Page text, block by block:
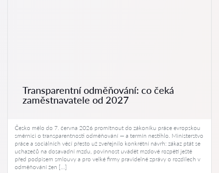
Transparentní odměňování: co čeká
zaměstnavatele od 2027
Česko mělo do 7. června 2026 promítnout do zákoníku práce evropskou
směrnici o transparentnosti odměňování — a termín nestihlo. Ministerstvo
práce a sociálních věcí přesto už zveřejnilo konkrétní návrh: zákaz ptát se
uchazečů na dosavadní mzdu, povinnost uvádět mzdové rozpětí ještě
před podpisem smlouvy a pro velké firmy pravidelné zprávy o rozdílech v
odměňování žen […]